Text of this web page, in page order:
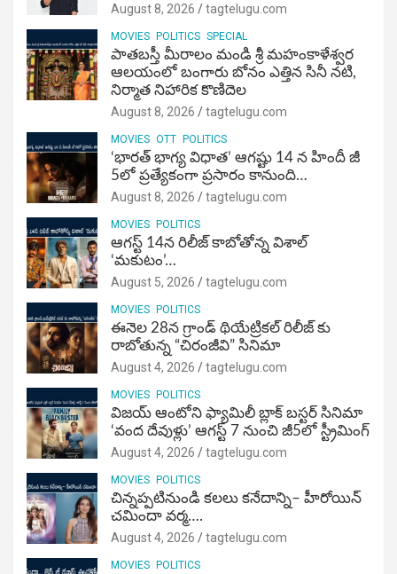
August 8, 2026 tagtelugu.com
MOVIES POLITICS SPECIAL
పాతబస్తీ మీరాలం మండి శ్రీ మహంకాళేశ్వర
ఆలయంలో బంగారు బోనం ఎత్తిన సినీ నటి,
నిర్మాత నిహారిక కొణిదెల
August 8, 2026 tagtelugu.com
MOVIES OTT POLITICS
‘భారత్ భాగ్య విధాత’ ఆగష్టు 14 న హిందీ జీ
5లో ప్రత్యేకంగా ప్రసారం కానుంది…
August 8, 2026 tagtelugu.com
MOVIES POLITICS
ఆగస్ట్ 14న రిలీజ్ కాబోతోన్న విశాల్
‘మకుటం’…
August 5, 2026 tagtelugu.com
MOVIES POLITICS
ఈనెల 28న గ్రాండ్ థియేట్రికల్ రిలీజ్ కు
రాబోతున్న “చిరంజీవి” సినిమా
August 4, 2026 tagtelugu.com
MOVIES POLITICS
విజ‌య్ ఆంటోని ఫ్యామిలీ బ్లాక్ బ‌స్ట‌ర్‌ సినిమా
‘వంద దేవుళ్లు’ ఆగస్ట్ 7 నుంచి జీ5లో స్ట్రీమింగ్
August 4, 2026 tagtelugu.com
MOVIES POLITICS
చిన్నప్పటినుండి కలలు కనేదాన్ని– హీరోయిన్‌
చమిందా వర్మ….
August 4, 2026 tagtelugu.com
MOVIES POLITICS